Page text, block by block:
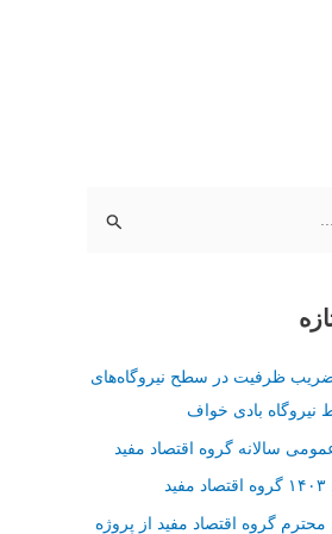
ظرفیت در سطح نیروگاه‌های
نیروگاه بادی خواف
سالانه گروه اقتصاد مفید
محترم گروه اقتصاد مفید از پروژه